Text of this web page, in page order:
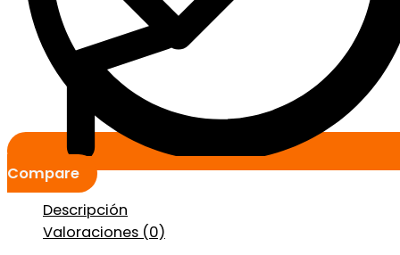
Compare
Descripción
Valoraciones (0)